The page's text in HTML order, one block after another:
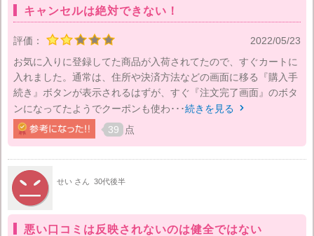
キャンセルは絶対できない！
評価：
2022/05/23
お気に入りに登録してた商品が入荷されてたので、すぐカートに
入れました。通常は、住所や決済方法などの画面に移る『購入手
続き』ボタンが表示されるはずが、すぐ『注文完了画面』のボタ
ンになってたようでクーポンも使わ･･･続きを見る 
39 点
せい さん 30代後半
悪い口コミは反映されないのは健全ではない